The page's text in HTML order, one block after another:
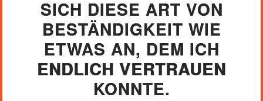
SICH DIESE ART VON
BESTÄNDIGKEIT WIE
ETWAS AN, DEM ICH
ENDLICH VERTRAUEN
KONNTE.